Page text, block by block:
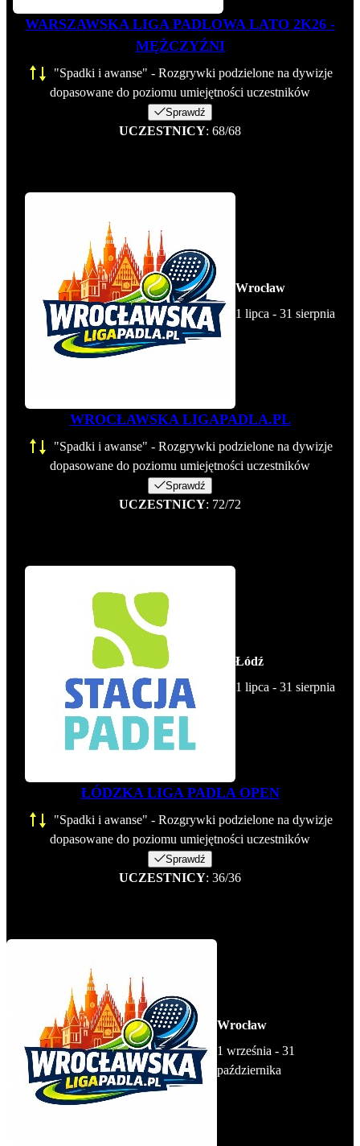
WARSZAWSKA LIGA PADLOWA LATO 2K26 -
MĘŻCZYŹNI
"Spadki i awanse" - Rozgrywki podzielone na dywizje
dopasowane do poziomu umiejętności uczestników
Sprawdź
UCZESTNICY: 68/68
Wrocław
1 lipca - 31 sierpnia
WROCŁAWSKA LIGAPADLA.PL
"Spadki i awanse" - Rozgrywki podzielone na dywizje
dopasowane do poziomu umiejętności uczestników
Sprawdź
UCZESTNICY: 72/72
Łódź
1 lipca - 31 sierpnia
ŁÓDZKA LIGA PADLA OPEN
"Spadki i awanse" - Rozgrywki podzielone na dywizje
dopasowane do poziomu umiejętności uczestników
Sprawdź
UCZESTNICY: 36/36
Wrocław
1 września - 31
października